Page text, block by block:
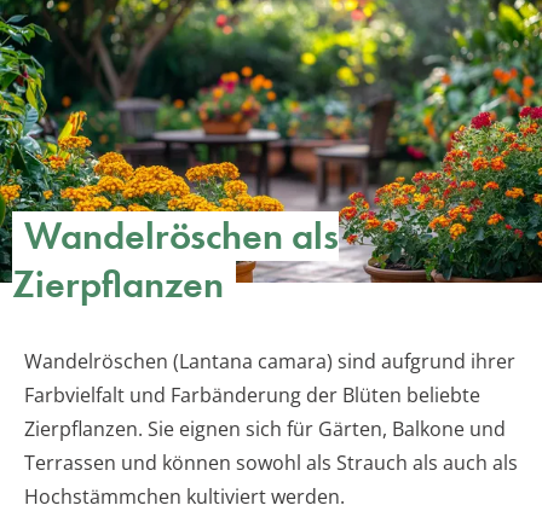
Wandelröschen als
Zierpflanzen
Wandelröschen (Lantana camara) sind aufgrund ihrer
Farbvielfalt und Farbänderung der Blüten beliebte
Zierpflanzen. Sie eignen sich für Gärten, Balkone und
Terrassen und können sowohl als Strauch als auch als
Hochstämmchen kultiviert werden.